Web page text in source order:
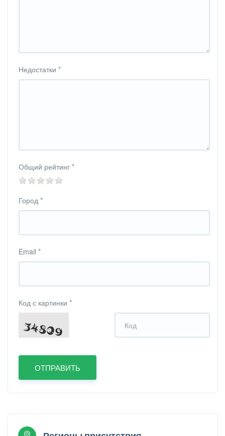
Недостатки *
Общий рейтинг *
Город *
Email *
Код с картинки *